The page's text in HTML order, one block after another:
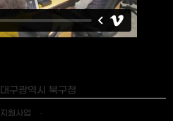
대구광역시 북구청
지원사업